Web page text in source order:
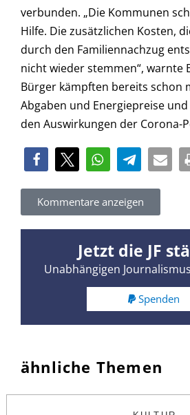
verbunden. „Die Kommunen
Hilfe. Die zusätzlichen Kosten,
durch den Familiennachzug
nicht wieder stemmen“, warnte
Bürger kämpften bereits schon
Abgaben und Energiepreise
den Auswirkungen der Corona-
Kommentare anzeigen
Jetzt die JF
Unabhängigen
Spenden
ähnliche Themen